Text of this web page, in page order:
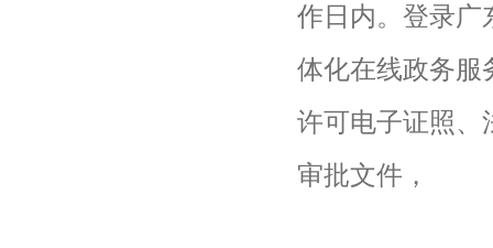
作日内。登录广
体化在线政务服
许可电子证照、
审批文件，